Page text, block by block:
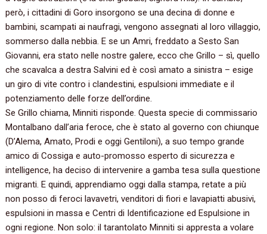
però, i cittadini di Goro insorgono se una decina di donne e
bambini, scampati ai naufragi, vengono assegnati al loro villaggio,
sommerso dalla nebbia. E se un Amri, freddato a Sesto San
Giovanni, era stato nelle nostre galere, ecco che Grillo – sì, quello
che scavalca a destra Salvini ed è così amato a sinistra – esige
un giro di vite contro i clandestini, espulsioni immediate e il
potenziamento delle forze dell’ordine.
Se Grillo chiama, Minniti risponde. Questa specie di commissario
Montalbano dall’aria feroce, che è stato al governo con chiunque
(D’Alema, Amato, Prodi e oggi Gentiloni), a suo tempo grande
amico di Cossiga e auto-promosso esperto di sicurezza e
intelligence, ha deciso di intervenire a gamba tesa sulla questione
migranti. E quindi, apprendiamo oggi dalla stampa, retate a più
non posso di feroci lavavetri, venditori di fiori e lavapiatti abusivi,
espulsioni in massa e Centri di Identificazione ed Espulsione in
ogni regione. Non solo: il tarantolato Minniti si appresta a volare